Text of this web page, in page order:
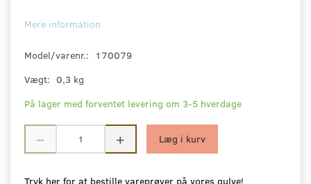
Mere information
Model/varenr.:
170079
Vægt: 0,3 kg
På lager med forventet levering om 3-5 hverdage
Læg i kurv
Tryk her for at bestille vareprøver på vores gulve!